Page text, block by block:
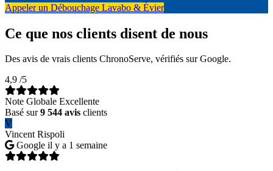
Appeler un Débouchage Lavabo & Évier
Ce que nos clients disent de nous
Des avis de vrais clients ChronoServe, vérifiés sur Google.
4,9 /5
Note Globale Excellente
Basé sur9 544 avis clients
V
Vincent Rispoli
Google il y a 1 semaine